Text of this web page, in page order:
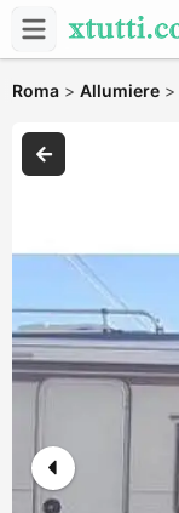
Roma > Allumiere >